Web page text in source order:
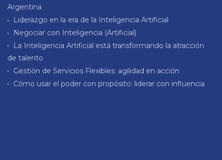
Argentina
Liderazgo en la era de la Inteligencia Artificial
Negociar con Inteligencia (Artificial)
La Inteligencia Artificial está transformando la atracción
de talento
Gestión de Servicios Flexibles: agilidad en acción
Cómo usar el poder con propósito: liderar con influencia